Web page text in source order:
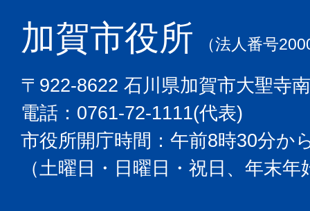
加賀市役所 （法人番号
〒922-8622 石川県加賀市大聖寺
電話：0761-72-1111(代表)
市役所開庁時間：午前8時30分か
（土曜日・日曜日・祝日、年末